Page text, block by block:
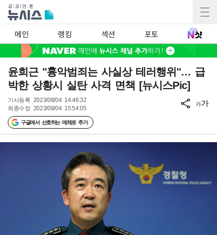
메인 랭킹 섹션 포토
윤희근 "흉악범죄는 사실상 테러행위"… 급
박한 상황시 실탄 사격 면책 [뉴시스Pic]
기사등록 2023/08/04 14:46:32
최종수정 2023/08/04 15:54:05
구글에서 선호하는 매체로 추가
가가